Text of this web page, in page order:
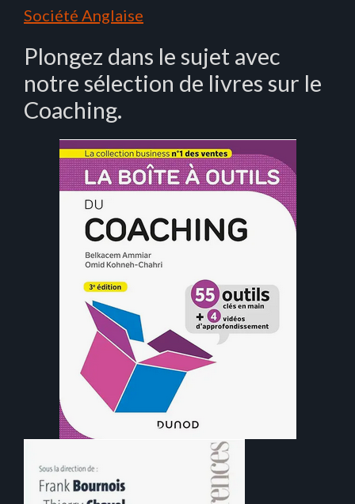
Société Anglaise
Plongez dans le sujet avec
notre sélection de livres sur le
Coaching.